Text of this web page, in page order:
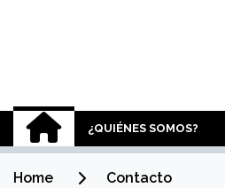
¿QUIÉNES SOMOS?
Home Contacto